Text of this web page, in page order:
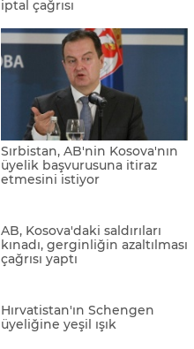
için bir adım daha attı
Kosova için tarihi bir gün:
AB'ye üyelik başvurusu
imzalandı
AB’nin Kosova ve Sırbistan’a